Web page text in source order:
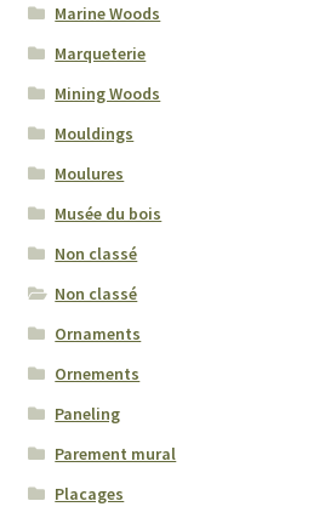
Fiche technique par essence
Figures
Grades
Ravageurs Forestiers
Members
Mon compte
Marine Woods
Marqueterie
Mining Woods
Mouldings
Moulures
Musée du bois
Non classé
Non classé
Ornaments
Ornements
Paneling
Parement mural
Placages